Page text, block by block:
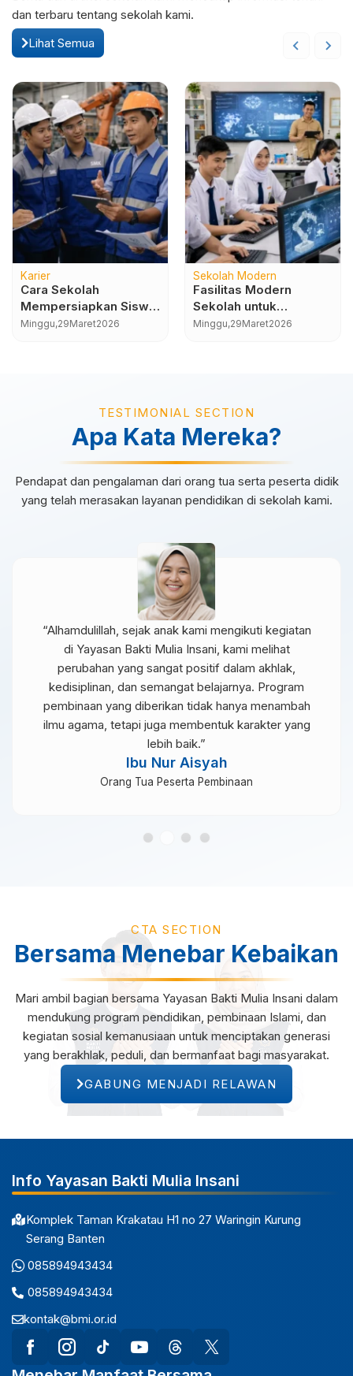
dan terbaru tentang sekolah kami.
Lihat Semua
Karier
Cara Sekolah
Mempersiapkan Siswa
Menghadapi Dunia
Minggu,29Maret2026
Sekolah Modern
Fasilitas Modern
Sekolah untuk
Mendukung
Minggu,29Maret2026
TESTIMONIAL SECTION
Apa Kata Mereka?
Pendapat dan pengalaman dari orang tua serta peserta didik
yang telah merasakan layanan pendidikan di sekolah kami.
“Alhamdulillah, sejak anak kami mengikuti kegiatan
di Yayasan Bakti Mulia Insani, kami melihat
perubahan yang sangat positif dalam akhlak,
kedisiplinan, dan semangat belajarnya. Program
pembinaan yang diberikan tidak hanya menambah
ilmu agama, tetapi juga membentuk karakter yang
lebih baik.”
Ibu Nur Aisyah
Orang Tua Peserta Pembinaan
CTA SECTION
Bersama Menebar Kebaikan
Mari ambil bagian bersama Yayasan Bakti Mulia Insani dalam
mendukung program pendidikan, pembinaan Islami, dan
kegiatan sosial kemanusiaan untuk menciptakan generasi
yang berakhlak, peduli, dan bermanfaat bagi masyarakat.
GABUNG MENJADI RELAWAN
Info Yayasan Bakti Mulia Insani
Komplek Taman Krakatau H1 no 27 Waringin Kurung
Serang Banten
085894943434
085894943434
kontak@bmi.or.id